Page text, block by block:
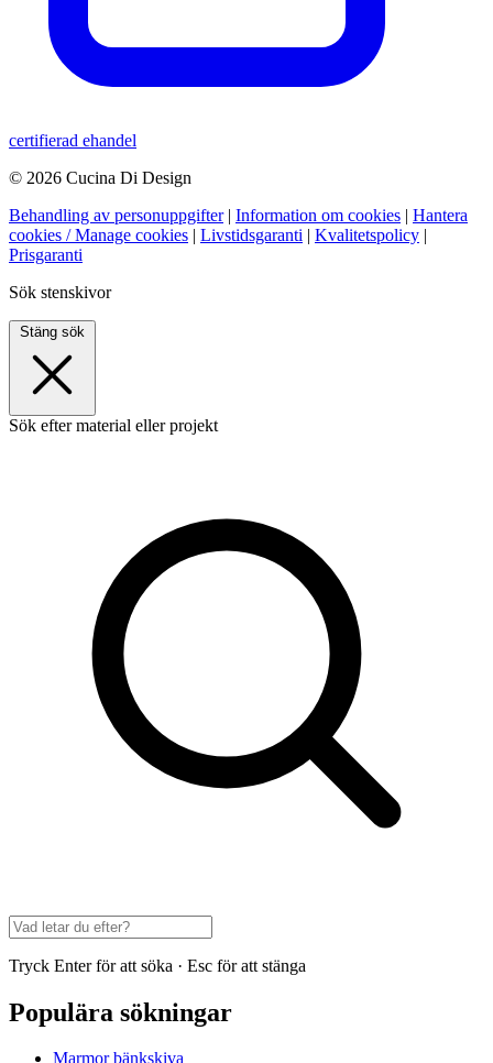
certifierad ehandel
© 2026 Cucina Di Design
Behandling av personuppgifter | Information om cookies | Hantera
cookies / Manage cookies | Livstidsgaranti | Kvalitetspolicy |
Prisgaranti
Sök stenskivor
Stäng sök
Sök efter material eller projekt
Tryck Enter för att söka · Esc för att stänga
Populära sökningar
Marmor bänkskiva